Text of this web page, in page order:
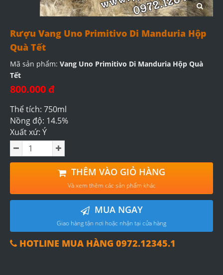
Rượu Vang Uno Primitivo Di Manduria Hộp
Quà Tết
Mã sản phẩm: Vang Uno Primitivo Di Manduria Hộp Quà
Tết
800.000 đ
Thể tích: 750ml
Nồng độ: 14.5%
Xuất xứ: Ý
THÊM VÀO GIỎ HÀNG
Và xem thêm các sản phẩm khác
MUA NGAY
Giao hàng tận nơi hoặc nhận tại cửa hàng
HOTLINE MUA HÀNG 0972.12345.1